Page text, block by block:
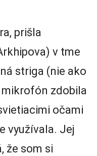
prišla
v tme
striga (nie ako
zdobila
očami
využívala. Jej
že som si